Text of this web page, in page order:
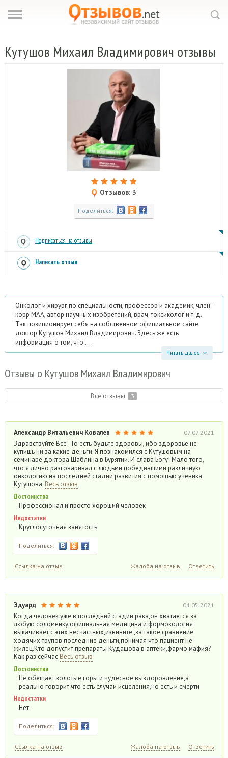
Кутушов Михаил Владимирович отзывы
Отзывов: 3
Поделиться:
Подписаться на отзывы
Написать отзыв
Онколог и хирург по специальности, профессор и академик, член-
корр МАА, автор научных изобретений, врач-токсиколог и т. д.
Так позиционирует себя на собственном официальном сайте
доктор Кутушов Михаил Владимирович. Здесь же есть
информация о том, что ...
Читать далее
Отзывы о Кутушов Михаил Владимирович
Все отзывы 3
Александр Витальевич Ковалев 07.07.2021
Здравствуйте Все! То есть будьте здоровы, ибо здоровье не
купишь ни за какие деньги. Я познакомился с Кутушовым на
семинаре доктора Шаблина в Бурятии. И слава Богу! Мало того,
что я лично разговаривал с людьми победившими различную
онкологию на последней стадии развития с помощью ученика
Кутушова, Весь отзыв
Достоинства
Профессионал и просто хороший человек
Недостатки
Круглосуточная занятость
Поделиться:
Ссылка на отзыв Жалоба на отзыв Ответить
Эдуард 04.05.2021
Когда человек уже в последний стадии рака,он хватается за
любую соломенку,официальная медицина и формокология
выкачивает с этих несчастных,извините ,за такое сравнение
ходячих трупов последние деньги,понимая что пациент не
жилец.Кто допустит препараты Кудашова в аптеки,фармо мафия?
Как раз сейчас Весь отзыв
Достоинства
Не обещает золотые горы и чудесное выздоровление,а
реально говорит что есть случаи исцеления,но есть и смерти
Недостатки
Нет
Поделиться:
Ссылка на отзыв Жалоба на отзыв Ответить